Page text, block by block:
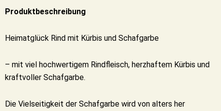
Produktbeschreibung
Heimatglück Rind mit Kürbis und Schafgarbe
– mit viel hochwertigem Rindfleisch, herzhaftem Kürbis und
kraftvoller Schafgarbe.
Die Vielseitigkeit der Schafgarbe wird von alters her